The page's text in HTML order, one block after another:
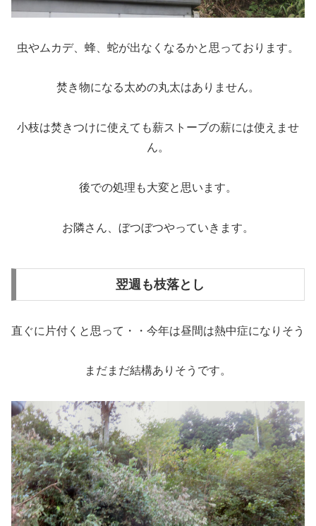
虫やムカデ、蜂、蛇が出なくなるかと思っております。
焚き物になる太めの丸太はありません。
小枝は焚きつけに使えても薪ストーブの薪には使えませ
ん。
後での処理も大変と思います。
お隣さん、ぼつぼつやっていきます。
翌週も枝落とし
直ぐに片付くと思って・・今年は昼間は熱中症になりそう
まだまだ結構ありそうです。